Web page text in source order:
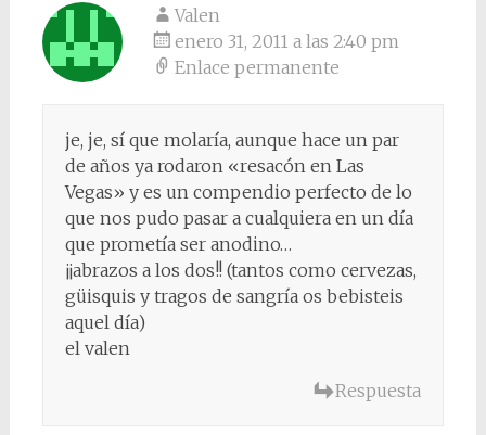
Valen
enero 31, 2011 a las 2:40 pm
Enlace permanente
je, je, sí que molaría, aunque hace un par
de años ya rodaron «resacón en Las
Vegas» y es un compendio perfecto de lo
que nos pudo pasar a cualquiera en un día
que prometía ser anodino…
¡¡abrazos a los dos!! (tantos como cervezas,
güisquis y tragos de sangría os bebisteis
aquel día)
el valen
Respuesta